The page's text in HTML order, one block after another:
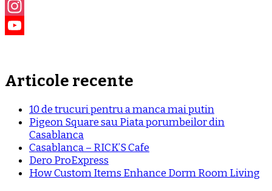
Instagram
Articole recente
10 de trucuri pentru a manca mai putin
Pigeon Square sau Piata porumbeilor din
Casablanca
Casablanca – RICK’S Cafe
Dero ProExpress
How Custom Items Enhance Dorm Room Living